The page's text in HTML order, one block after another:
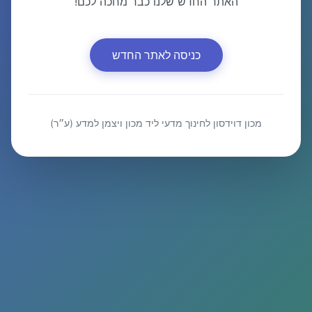
כניסה לאתר החדש
מכון דוידסון לחינוך מדעי ליד מכון ויצמן למדע (ע״ר)